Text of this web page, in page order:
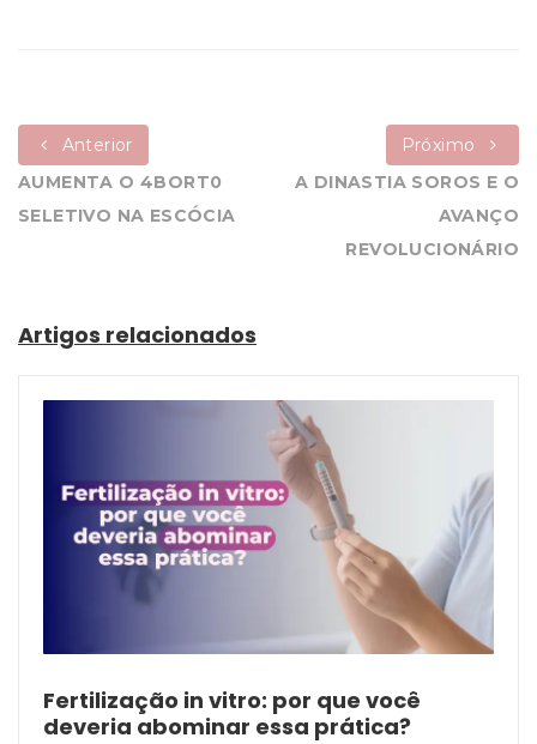
Anterior
AUMENTA O 4BORT0
SELETIVO NA ESCÓCIA
Próximo
A DINASTIA SOROS E O
AVANÇO
REVOLUCIONÁRIO
Artigos relacionados
Fertilização in vitro: por que você
deveria abominar essa prática?